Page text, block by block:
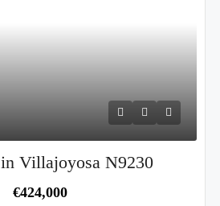
Villajoyosa N9230
€424,000